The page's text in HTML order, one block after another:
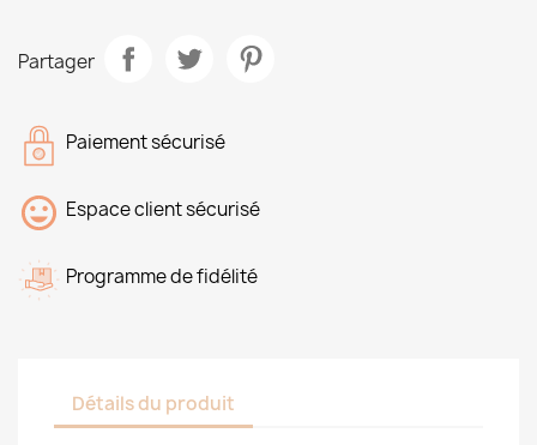
Partager
Paiement sécurisé
Espace client sécurisé
Programme de fidélité
Détails du produit